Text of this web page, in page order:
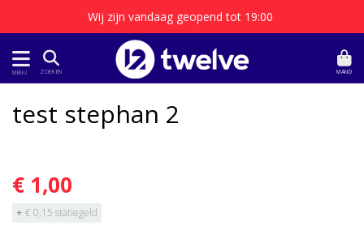
Wij zijn vandaag geopend tot 19:00
MENU ZOEKEN MAND
test stephan 2
€ 1,00
+ € 0,15 statiegeld